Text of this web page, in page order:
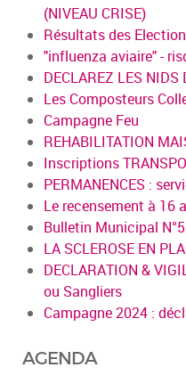
(NIVEAU CRISE)
Résultats des
"influenza aviaire" -
DECLAREZ LES NIDS
Les Composteurs
Campagne Feu
REHABILITATION
Inscriptions
PERMANENCES :
Le recensement à 16
Bulletin Municipal
LA SCLEROSE EN
DECLARATION &
ou Sangliers
Campagne 2024 :
AGENDA